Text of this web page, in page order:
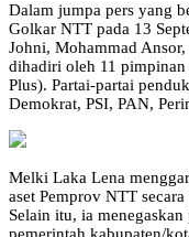
Dalam jumpa pers yang
Golkar NTT pada 13
Johni, Mohammad
dihadiri oleh 11
Plus). Partai-partai
Demokrat, PSI, PAN,
Melki Laka Lena
aset Pemprov NTT
Selain itu, ia